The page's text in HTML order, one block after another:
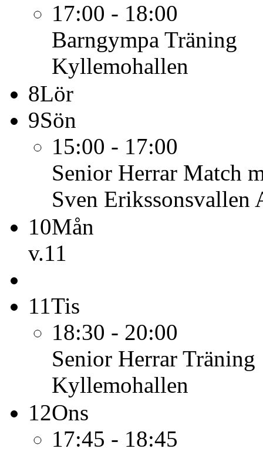
17:00 - 18:00
Barngympa Träning
Kyllemohallen
8Lör
9Sön
15:00 - 17:00
Senior Herrar Match
Sven Erikssonsvallen
10Mån
v.11
11Tis
18:30 - 20:00
Senior Herrar Träning
Kyllemohallen
12Ons
17:45 - 18:45